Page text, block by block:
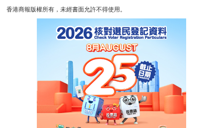
香港商報版權所有，未經書面允許不得使用。